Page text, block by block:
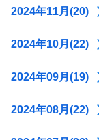
2024年11月(20)
2024年10月(22)
2024年09月(19)
2024年08月(22)